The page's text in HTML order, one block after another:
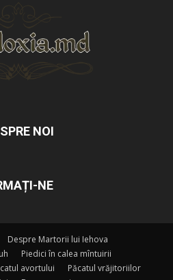
NOI
NE
Despre Martorii lui Iehova
Piedici în calea mîntuirii
avortului
Păcatul vrăjitoriilor